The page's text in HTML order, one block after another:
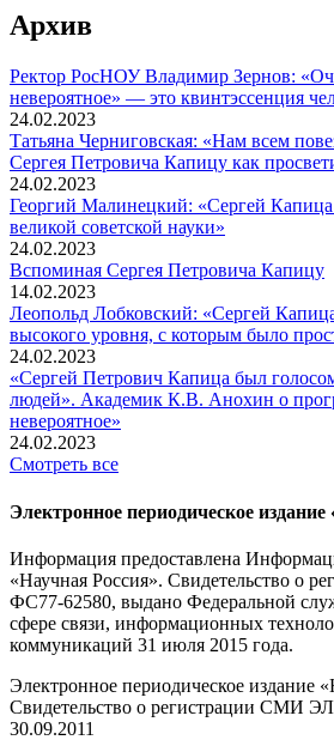
Архив
Ректор РосНОУ Владимир Зернов:
невероятное» — это квинтэссенция
24.02.2023
Татьяна Черниговская: «Нам всем
Сергея Петровича Капицу как
24.02.2023
Георгий Малинецкий: «Сергей
великой советской науки»
24.02.2023
Вспоминaя Сергея Петровича Капицу
14.02.2023
Леопольд Лобковский: «Сергей
высокого уровня, с которым было
24.02.2023
«Сергей Петрович Капица был
людей». Академик К.В. Анохин о
невероятное»
24.02.2023
Смотреть все
Электронное периодическое
Информация предоставлена
«Научная Россия». Свидетельство о
ФС77-62580, выдано Федеральной
сфере связи, информационных
коммуникаций 31 июля 2015 года.
Электронное периодическое издание
Свидетельство о регистрации СМИ
30.09.2011